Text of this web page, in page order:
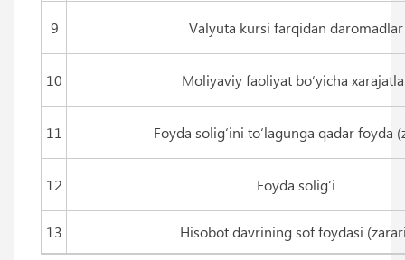
9 Valyuta kursi farqidan daromadlar
10 Moliyaviy faoliyat bo‘yicha
11 Foyda solig‘ini to‘lagunga qadar foyda
12 Foyda solig‘i
13 Hisobot davrining sof foydasi